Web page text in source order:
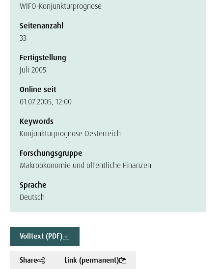
WIFO-Konjunkturprognose
Seitenanzahl
33
Fertigstellung
Juli 2005
Online seit
01.07.2005, 12:00
Keywords
Konjunkturprognose Oesterreich
Forschungsgruppe
Makroökonomie und öffentliche Finanzen
Sprache
Deutsch
Volltext (PDF)
Share Link (permanent)